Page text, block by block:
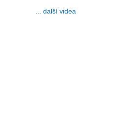
... další videa